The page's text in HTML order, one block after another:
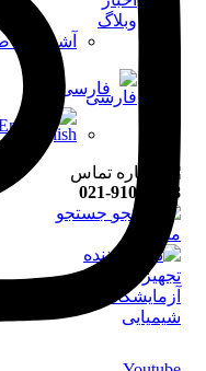
وبلاگ
آشنایی با
فارسی
021-91008898
جستجو
منو